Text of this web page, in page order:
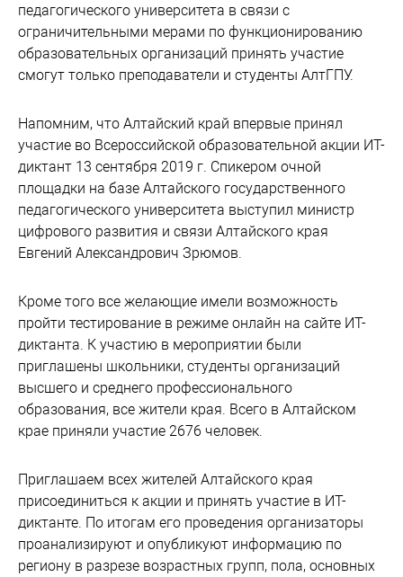
педагогического университета в связи с
ограничительными мерами по функционированию
образовательных организаций принять участие
смогут только преподаватели и студенты АлтГПУ.
Напомним, что Алтайский край впервые принял
участие во Всероссийской образовательной акции ИТ-
диктант 13 сентября 2019 г. Спикером очной
площадки на базе Алтайского государственного
педагогического университета выступил министр
цифрового развития и связи Алтайского края
Евгений Александрович Зрюмов.
Кроме того все желающие имели возможность
пройти тестирование в режиме онлайн на сайте ИТ-
диктанта. К участию в мероприятии были
приглашены школьники, студенты организаций
высшего и среднего профессионального
образования, все жители края. Всего в Алтайском
крае приняли участие 2676 человек.
Приглашаем всех жителей Алтайского края
присоединиться к акции и принять участие в ИТ-
диктанте. По итогам его проведения организаторы
проанализируют и опубликуют информацию по
региону в разрезе возрастных групп, пола, основных